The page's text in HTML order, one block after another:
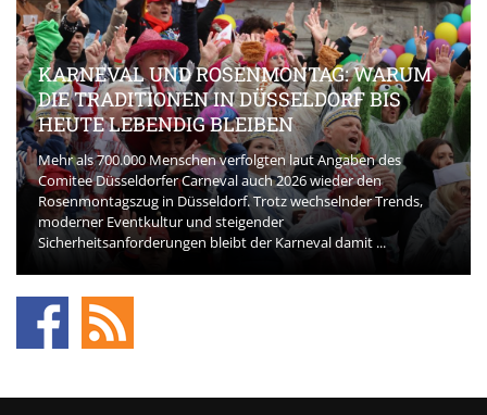
KARNEVAL UND ROSENMONTAG: WARUM
DIE TRADITIONEN IN DÜSSELDORF BIS
HEUTE LEBENDIG BLEIBEN
Mehr als 700.000 Menschen verfolgten laut Angaben des
Comitee Düsseldorfer Carneval auch 2026 wieder den
Rosenmontagszug in Düsseldorf. Trotz wechselnder Trends,
moderner Eventkultur und steigender
Sicherheitsanforderungen bleibt der Karneval damit ...